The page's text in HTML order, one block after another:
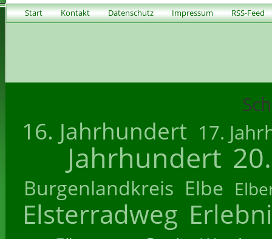
Start Kontakt Datenschutz Impressum RSS-Feed
16. Jahrhundert 17.
Jahrhundert
Burgenlandkreis Elbe
Elsterradweg